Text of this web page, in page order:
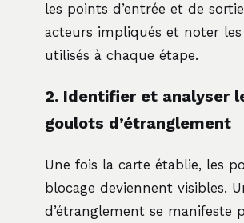
les points d’entrée et de
acteurs impliqués et noter
utilisés à chaque étape.
2. Identifier et analyser
goulots d’étranglement
Une fois la carte établie, les
blocage deviennent visibles.
d’étranglement se manifeste